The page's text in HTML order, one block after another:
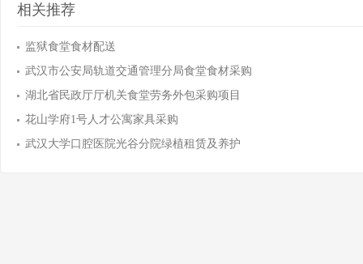
相关推荐
监狱食堂食材配送
武汉市公安局轨道交通管理分局食堂食材采购
湖北省民政厅厅机关食堂劳务外包采购项目
花山学府1号人才公寓家具采购
武汉大学口腔医院光谷分院绿植租赁及养护